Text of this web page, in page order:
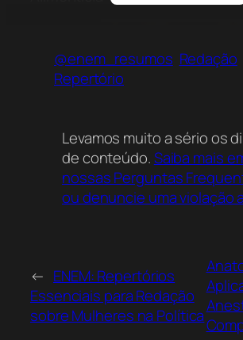
@enem_resumos Redação
Repertório
Levamos muito a sério os
de conteúdo.Saiba mais
nossas Perguntas
ou denuncie uma violação
← ENEM: Repertórios
Essenciais para Redação
sobre Mulheres na Política